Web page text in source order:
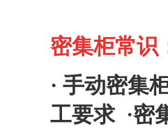
密集柜常识
· 手动密集
工要求·密